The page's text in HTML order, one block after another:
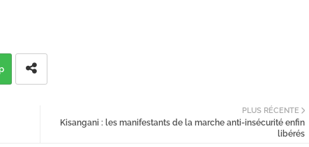
PLUS RÉCENTE
Kisangani : les manifestants de la marche anti-insécurité enfin
libérés